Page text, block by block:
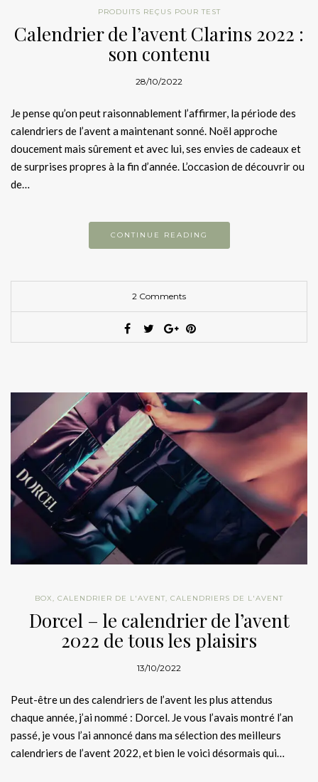
PRODUITS REÇUS POUR TEST
Calendrier de l’avent Clarins 2022 :
son contenu
28/10/2022
Je pense qu’on peut raisonnablement l’affirmer, la période des
calendriers de l’avent a maintenant sonné. Noël approche
doucement mais sûrement et avec lui, ses envies de cadeaux et
de surprises propres à la fin d’année. L’occasion de découvrir ou
de…
CONTINUE READING
2 Comments
BOX, CALENDRIER DE L'AVENT, CALENDRIERS DE L'AVENT
Dorcel – le calendrier de l’avent
2022 de tous les plaisirs
13/10/2022
Peut-être un des calendriers de l’avent les plus attendus
chaque année, j’ai nommé : Dorcel. Je vous l’avais montré l’an
passé, je vous l’ai annoncé dans ma sélection des meilleurs
calendriers de l’avent 2022, et bien le voici désormais qui…